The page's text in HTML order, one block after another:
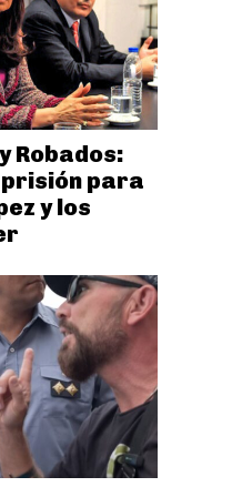
Robados:
prisión para
y los